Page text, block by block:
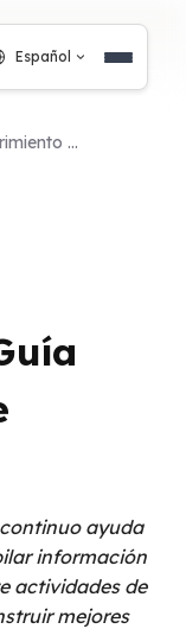
Español
¿Qué es el Descubrimiento Continuo? Una Guía para Equipos de Producto
ayuda
información
actividades de
mejores